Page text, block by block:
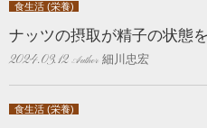
食生活 (栄養)
ナッツの摂取が精子の状態
2024.03.12 細川忠宏
食生活 (栄養)